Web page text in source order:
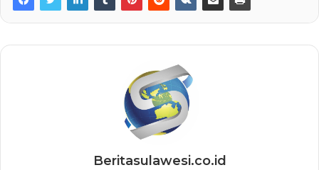
Beritasulawesi.co.id